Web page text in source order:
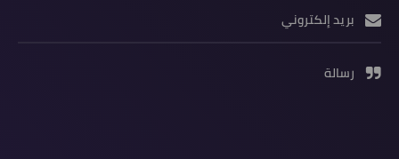
بريد إلكتروني
رسالة